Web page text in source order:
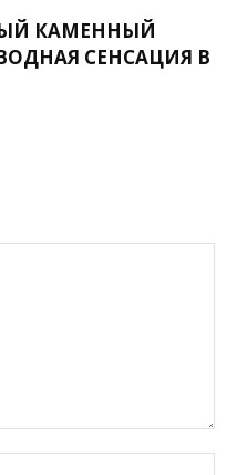
КАМЕННЫЙ
СЕНСАЦИЯ В